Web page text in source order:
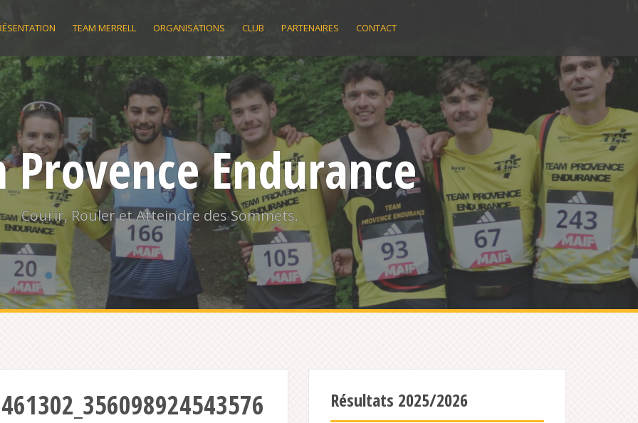
TEAM MERRELL ORGANISATIONS CLUB PARTENAIRES CONTACT
Provence Endurance
Courir, Rouler et Atteindre des Sommets.
Résultats 2025/2026